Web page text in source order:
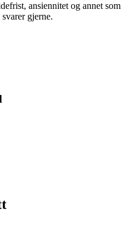
ansiennitet og annet som
gjerne.